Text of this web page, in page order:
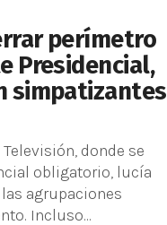
perímetro
Presidencial,
simpatizantes
donde se
obligatorio, lucía
agrupaciones
Incluso...